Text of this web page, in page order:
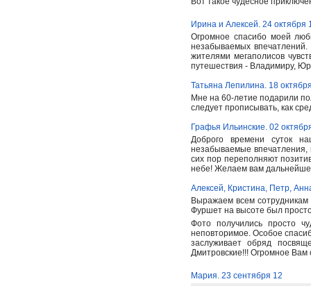
Ирина и Алексей. 24 октября
Огромное спасибо моей
незабываемых
жителями мегаполисов
путешествия - Владимиру,
Татьяна Лепилина. 18
Мне на 60-летие подарили
следует прописывать, как
Графья Ильинские. 02
Доброго времени суток
незабываемые впечатления,
сих пор переполняют
небе! Желаем вам
Алексей, Кристина, Петр,
Выражаем всем
Фуршет на высоте был
Фото получились просто
неповторимое. Особое
заслуживает обряд
Дмитровские!!! Огромное
Мария. 23 сентября 12